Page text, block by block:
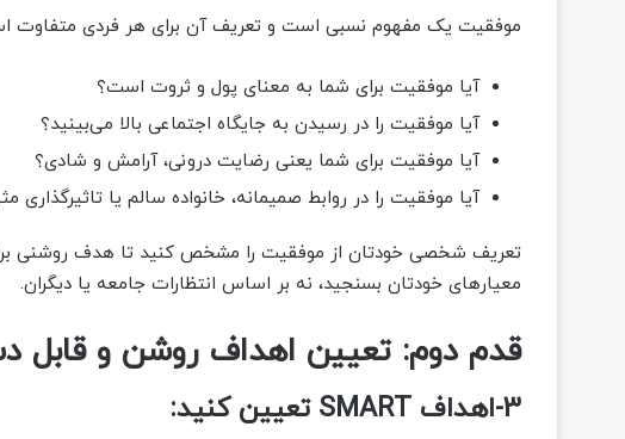
موفقیت یک مفهوم نسبی است و تعریف آن برای هر فردی متفاوت
آیا موفقیت برای شما به معنای پول و ثروت است؟
آیا موفقیت را در رسیدن به جایگاه اجتماعی بالا می‌بینید؟
آیا موفقیت برای شما یعنی رضایت درونی، آرامش و شادی؟
آیا موفقیت را در روابط صمیمانه، خانواده سالم یا تاثیرگذاری
تعریف شخصی خودتان از موفقیت را مشخص کنید تا هدف روشنی
معیارهای خودتان بسنجید، نه بر اساس انتظارات جامعه یا دیگران.
قدم دوم: تعیین اهداف روشن و قابل
3-اهداف SMART تعیین کنید: